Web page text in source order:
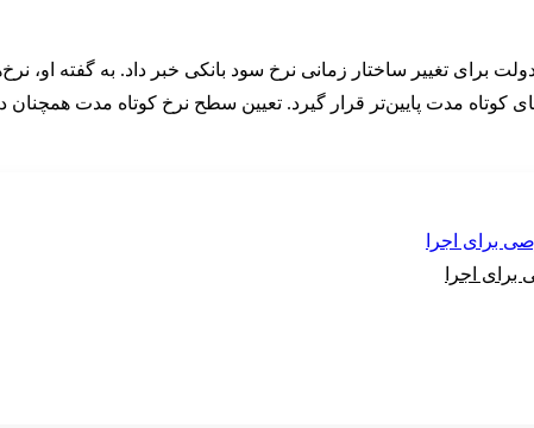
برای تغییر ساختار زمانی نرخ سود بانکی خبر داد. به گفته او،
کوتاه مدت پایین‌تر قرار گیرد. تعیین سطح نرخ کوتاه مدت
اجرا